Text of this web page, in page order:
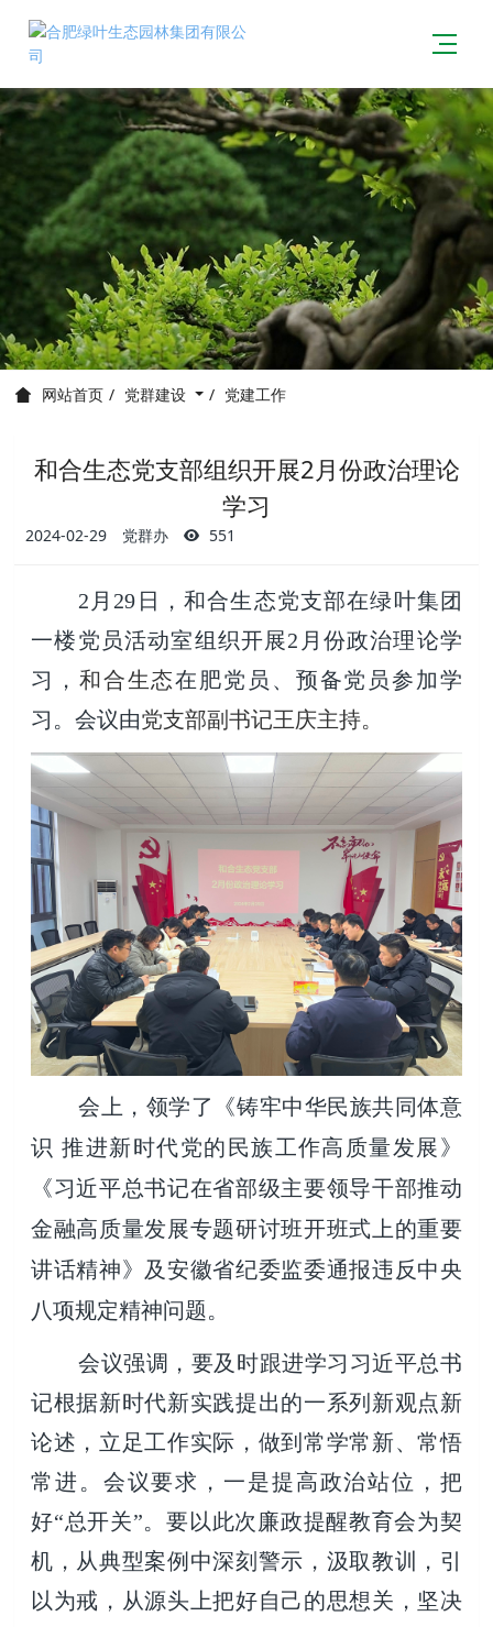
网站首页 党群建设 党建工作
和合生态党支部组织开展2月份政治理论
学习
2024-02-29 党群办 551
2月29日，和合生态党支部在绿叶集团
一楼党员活动室组织开展2月份政治理论学
习， 和合生态在肥党员、预备党员参加学
习。会议由党支部副书记王庆主持。
会上，领学了
《铸牢中华民族共同体意
识 推进新时代党的民族工作高质量发展》
《习近平总书记在省部级主要领导干部推动
金融高质量发展专题研讨班开班式上的重要
讲话精神》及安徽省纪委监委通报违反中央
八项规定精神问题。
会议强调，要及时跟进学习习近平总书
记根据新时代新实践提出的一系列新观点新
论述，立足工作实际，做到常学常新、常悟
常进。会议要求，一是提高政治站位，把
好“总开关”。要以此次廉政提醒教育会为契
机，从典型案例中深刻警示，汲取教训，引
以为戒，从源头上把好自己的思想关，坚决